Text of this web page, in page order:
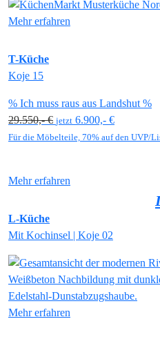
Mehr erfahren
T-Küche
Koje 15
% Ich muss raus aus Landshut %
29.550,- € jetzt 6.900,- €
Für die Möbelteile, 70% auf den UVP/
Mehr erfahren
L-Küche
Mit Kochinsel | Koje 02
Mehr erfahren